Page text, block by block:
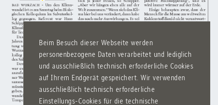
Beim Besuch dieser Webseite werden
personenbezogene Daten verarbeitet und lediglich
und ausschließlich technisch erforderliche Cookies
auf Ihrem Endgerät gespeichert. Wir verwenden
ausschließlich technisch erforderliche
Einstellungs-Cookies für die technische